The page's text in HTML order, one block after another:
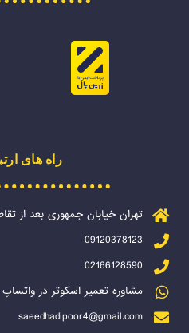
راه های
تهران خیابان جمهوری بعد از
09120378123
02166128590
مشاوره تعمیر اسکوتر در واتساپ
saeedhadipoor4@gmail.com